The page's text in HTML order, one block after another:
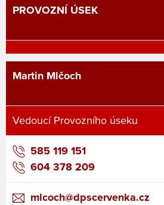
PROVOZNÍ ÚSEK
Martin Mlčoch
Vedoucí Provozního úseku
585 119 151
604 378 209
mlcoch@dpscervenka.cz